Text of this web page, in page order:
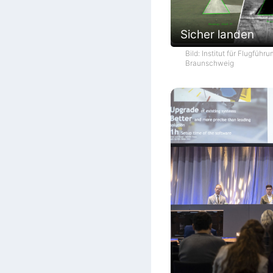
Sicher landen
Bild: Institut für
Braunschweig